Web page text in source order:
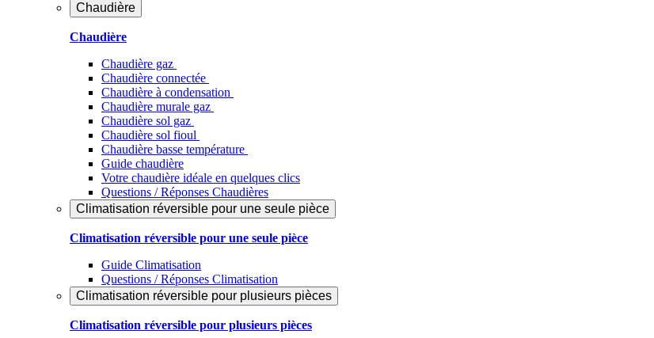
Chaudière
Chaudière
Chaudière gaz
Chaudière connectée
Chaudière à condensation
Chaudière murale gaz
Chaudière sol gaz
Chaudière sol fioul
Chaudière basse température
Guide chaudière
Votre chaudière idéale en quelques clics
Questions / Réponses Chaudières
Climatisation réversible pour une seule pièce
Climatisation réversible pour une seule pièce
Guide Climatisation
Questions / Réponses Climatisation
Climatisation réversible pour plusieurs pièces
Climatisation réversible pour plusieurs pièces